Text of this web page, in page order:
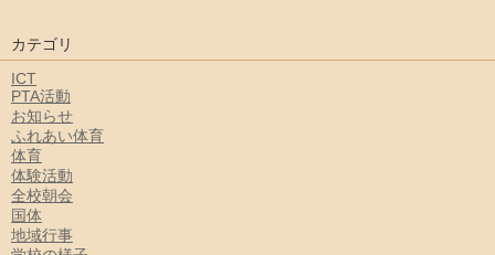
カテゴリ
ICT
PTA活動
お知らせ
ふれあい体育
体育
体験活動
全校朝会
国体
地域行事